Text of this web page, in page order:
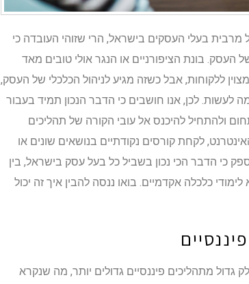
בעלי העסקים בישראל, הרי שזוהי העובדה כי
בונת הציפורניים או הנגר אולי טובים מאד
ללקוחות, אבל כשזה מגיע לניהול הכלכלי של העסק,
לכן, אנו חושבים כי הדבר הנכון תמיד בעבור
ולהתחיל להיכנס אל עובי הקורה של תהליכים
לקחת קורסים נקודתיים בנושאים שונים או
כי הדבר הכי נכון בשביל כל בעל עסק בישראל, בין
כלכלה אקדמיים. בואו ננסה להבין איך זה יכול
מתהליכים פיננסיים גדולים יותר, מה שנקרא